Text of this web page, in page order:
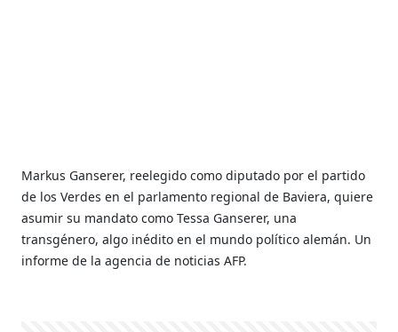
Markus Ganserer, reelegido como diputado por el partido
de los Verdes en el parlamento regional de Baviera, quiere
asumir su mandato como Tessa Ganserer, una
transgénero, algo inédito en el mundo político alemán. Un
informe de la agencia de noticias AFP.